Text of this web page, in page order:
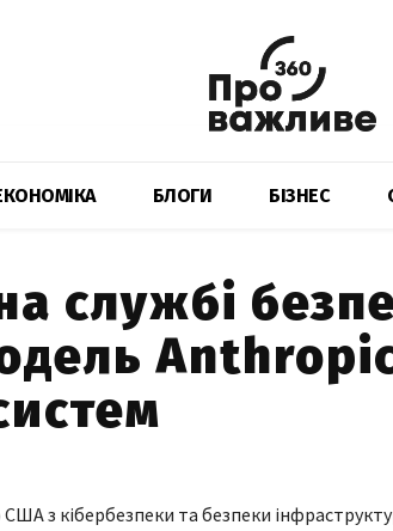
БЛОГИ БІЗНЕС
службі
з кібербезпеки та безпеки